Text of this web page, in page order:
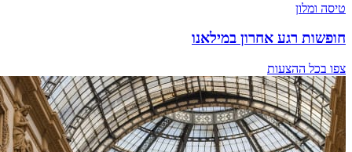
טיסה ומלון
חופשות רגע אחרון במילאנו
צפו בכל ההצעות